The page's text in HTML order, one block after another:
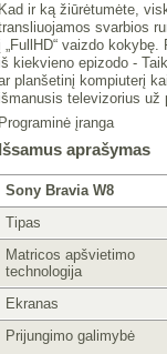
Kad ir ką žiūrėtumėte,
svarbios
į „FullHD“ vaizdo
iš kiekvieno epizodo -
planšetinį kompiuterį
išmanusis televizorius už
Programinė įranga
Išsamus aprašymas
Sony Bravia W8
Tipas
Matricos apšvietimo
technologija
Ekranas
Prijungimo galimybė